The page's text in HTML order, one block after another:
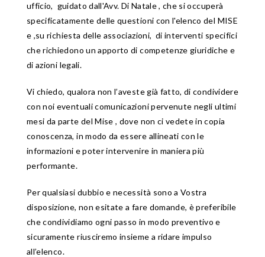
ufficio, guidato dall'Avv. Di Natale , che si occuperà
specificatamente delle questioni con l'elenco del MISE
e ,su richiesta delle associazioni, di interventi specifici
che richiedono un apporto di competenze giuridiche e
di azioni legali.
Vi chiedo, qualora non l’aveste già fatto, di condividere
con noi eventuali comunicazioni pervenute negli ultimi
mesi da parte del Mise , dove non ci vedete in copia
conoscenza, in modo da essere allineati con le
informazioni e poter intervenire in maniera più
performante.
Per qualsiasi dubbio e necessità sono a Vostra
disposizione, non esitate a fare domande, è preferibile
che condividiamo ogni passo in modo preventivo e
sicuramente riusciremo insieme a ridare impulso
all’elenco.